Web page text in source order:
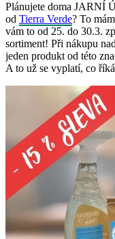
Plánujete doma JARNÍ
od Tierra Verde? To
vám to od 25. do 30.3.
sortiment! Při nákupu
jeden produkt od této
A to už se vyplatí, co